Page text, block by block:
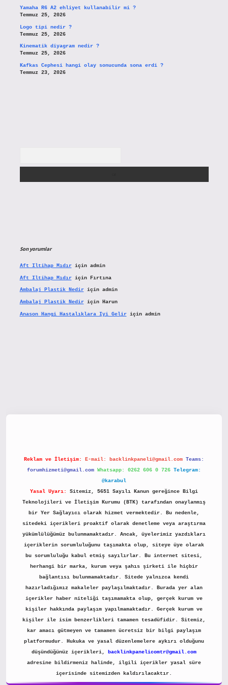
Yamaha R6 A2 ehliyet kullanabilir mi ?
Temmuz 25, 2026
Logo tipi nedir ?
Temmuz 25, 2026
Kinematik diyagram nedir ?
Temmuz 25, 2026
Kafkas Cephesi hangi olay sonucunda sona erdi ?
Temmuz 23, 2026
Son yorumlar
Aft Iltihap Mıdıriçin admin
Aft Iltihap Mıdıriçin Fırtına
Ambalaj Plastik Nediriçin admin
Ambalaj Plastik Nediriçin Harun
Anason Hangi Hastalıklara Iyi Geliriçin admin
Reklam ve İletişim: E-mail: backlinkpaneli@gmail.com Teams:
forumhizmeti@gmail.com Whatsapp: 0262 606 0 726 Telegram:
@karabul
Yasal Uyarı:
Sitemiz, 5651 Sayılı Kanun gereğince Bilgi
Teknolojileri ve İletişim Kurumu (BTK) tarafından onaylanmış
bir Yer Sağlayıcı olarak hizmet vermektedir. Bu nedenle,
sitedeki içerikleri proaktif olarak denetleme veya araştırma
yükümlülüğümüz bulunmamaktadır. Ancak, üyelerimiz yazdıkları
içeriklerin sorumluluğunu taşımakta olup, siteye üye olarak
bu sorumluluğu kabul etmiş sayılırlar. Bu internet sitesi,
herhangi bir marka, kurum veya şahıs şirketi ile hiçbir
bağlantısı bulunmamaktadır. Sitede yalnızca kendi
hazırladığımız makaleler paylaşılmaktadır. Burada yer alan
içerikler haber niteliği taşımamakta olup, gerçek kurum ve
kişiler hakkında paylaşım yapılmamaktadır. Gerçek kurum ve
kişiler ile isim benzerlikleri tamamen tesadüfidir. Sitemiz,
kar amacı gütmeyen ve tamamen ücretsiz bir bilgi paylaşım
platformudur. Hukuka ve yasal düzenlemelere aykırı olduğunu
düşündüğünüz içerikleri,
backlinkpanelicomtr@gmail.com
adresine bildirmeniz halinde, ilgili içerikler yasal süre
içerisinde sitemizden kaldırılacaktır.